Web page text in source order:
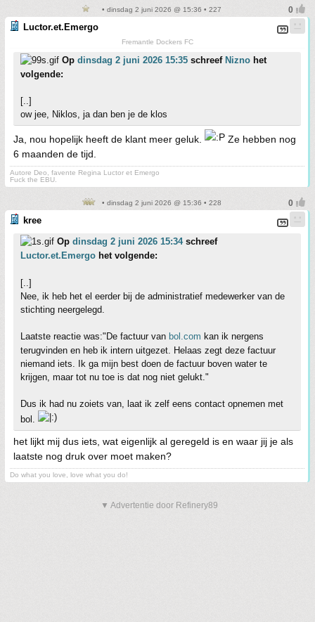
• dinsdag 2 juni 2026 @ 15:36 • 227
Luctor.et.Emergo
Fremantle Dockers FC
Op dinsdag 2 juni 2026 15:35 schreef Nizno het
volgende:
[..]
ow jee, Niklos, ja dan ben je de klos
Ja, nou hopelijk heeft de klant meer geluk.
Ze hebben nog
6 maanden de tijd.
Autore Deo, favente Regina Luctor et Emergo
Fuck the EBU.
• dinsdag 2 juni 2026 @ 15:36 • 228
kree
Op dinsdag 2 juni 2026 15:34schreef
Luctor.et.Emergo het volgende:
[..]
Nee, ik heb het el eerder bij de administratief medewerker van de
stichting neergelegd.
Laatste reactie was:"De factuur van bol.com kan ik nergens
terugvinden en heb ik intern uitgezet. Helaas zegt deze factuur
niemand iets. Ik ga mijn best doen de factuur boven water te
krijgen, maar tot nu toe is dat nog niet gelukt."
Dus ik had nu zoiets van, laat ik zelf eens contact opnemen met
bol.
het lijkt mij dus iets, wat eigenlijk al geregeld is en waar jij je als
laatste nog druk over moet maken?
Do what you love, love what you do!
▼ Advertentie door Refinery89